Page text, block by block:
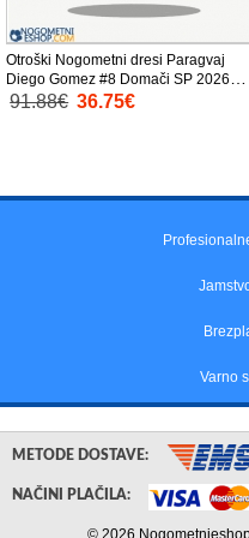
Otroški Nogometni dresi Paragvaj
Diego Gomez #8 Domači SP 2026
Kratek Rokav (+ Kratke hlače)
91.88€ 36.75€
Varno
METODE DOSTAVE:
NAČINI PLAČILA:
© 2026